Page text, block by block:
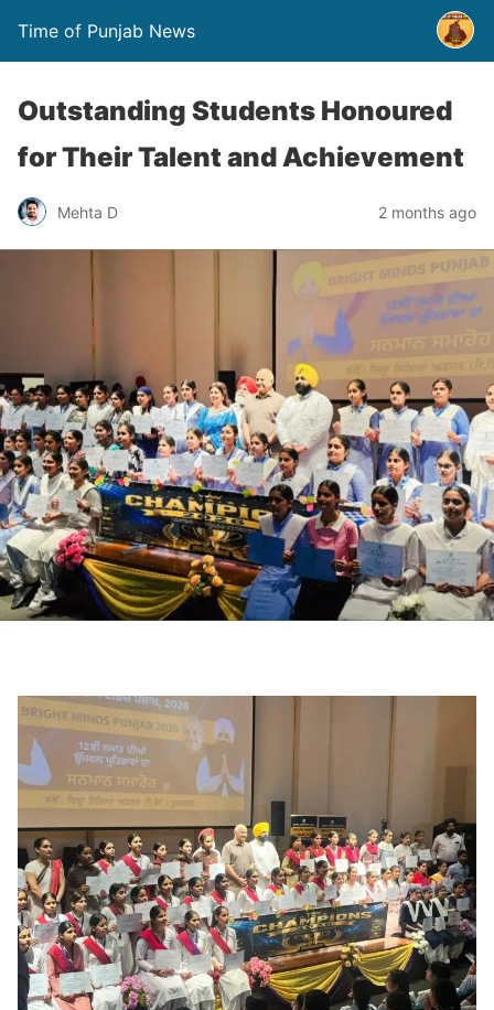
Time of Punjab News
Outstanding Students Honoured
for Their Talent and Achievement
Mehta D 2 months ago